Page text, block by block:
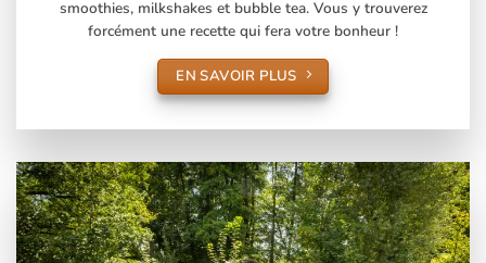
smoothies, milkshakes et bubble tea. Vous y trouverez
forcément une recette qui fera votre bonheur !
EN SAVOIR PLUS